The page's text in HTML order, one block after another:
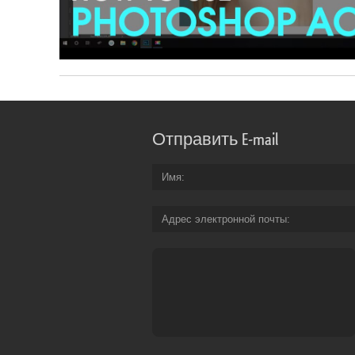
Отправить E-mail
Имя
Адрес электронной почты